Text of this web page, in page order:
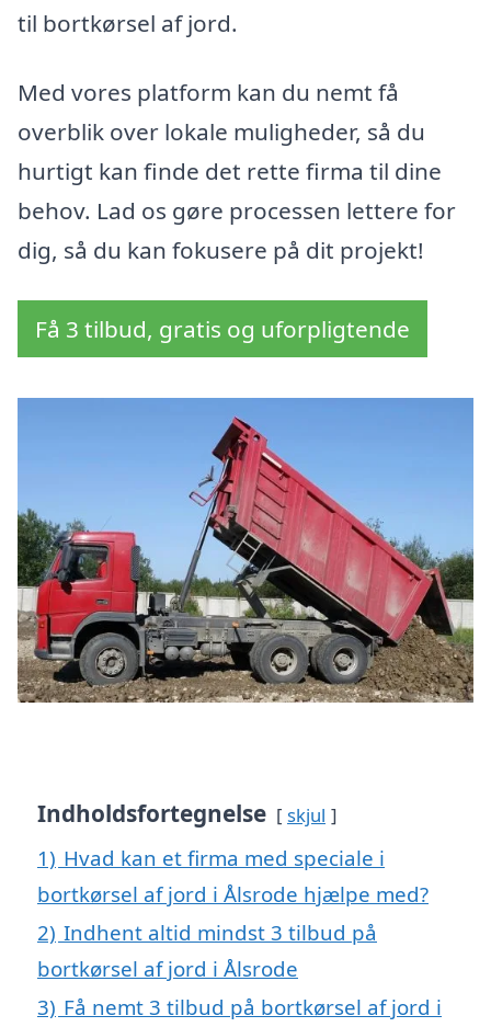
til bortkørsel af jord.
Med vores platform kan du nemt få
overblik over lokale muligheder, så du
hurtigt kan finde det rette firma til dine
behov. Lad os gøre processen lettere for
dig, så du kan fokusere på dit projekt!
Få 3 tilbud, gratis og uforpligtende
Indholdsfortegnelse skjul
1) Hvad kan et firma med speciale i
bortkørsel af jord i Ålsrode hjælpe med?
2) Indhent altid mindst 3 tilbud på
bortkørsel af jord i Ålsrode
3) Få nemt 3 tilbud på bortkørsel af jord i